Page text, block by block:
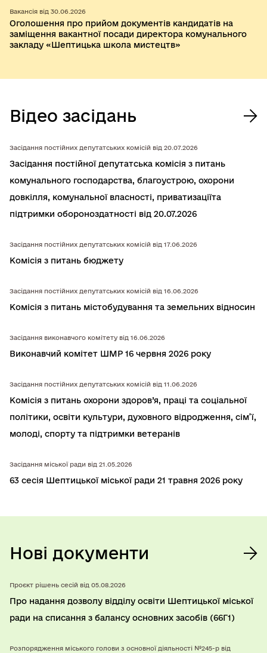
Шептицького району Львівської області
Вакансія від 30.06.2026
Оголошення про прийом документів кандидатів на
заміщення вакантної посади директора комунального
закладу «Шептицька школа мистецтв»
Відео засідань
Засідання постійних депутатських комісій від 20.07.2026
Засідання постійної депутатська комiсiя з питань
комунального господарства, благоустрою, охорони
довкiлля, комунальної власностi, приватизацiїта
підтримки обороноздатності від 20.07.2026
Засідання постійних депутатських комісій від 17.06.2026
Комісія з питань бюджету
Засідання постійних депутатських комісій від 16.06.2026
Комісія з питань містобудування та земельних відносин
Засідання виконавчого комітету від 16.06.2026
Виконавчий комітет ШМР 16 червня 2026 року
Засідання постійних депутатських комісій від 11.06.2026
Комісія з питань охорони здоров’я, працi та соцiальної
полiтики, освiти культури, духовного вiдродження, сiм’ї,
молодi, спорту та підтримки ветеранів
Засідання міської ради від 21.05.2026
63 сесія Шептицької міської ради 21 травня 2026 року
Нові документи
Проєкт рішень сесій від 05.08.2026
Про надання дозволу відділу освіти Шептицької міської
ради на списання з балансу основних засобів (66Г1)
Розпорядження міського голови з основної діяльності №245-р від